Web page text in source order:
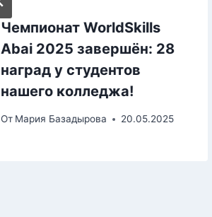
Чемпионат WorldSkills
Abai 2025 завершён: 28
наград у студентов
нашего колледжа!
От Мария Базадырова 20.05.2025